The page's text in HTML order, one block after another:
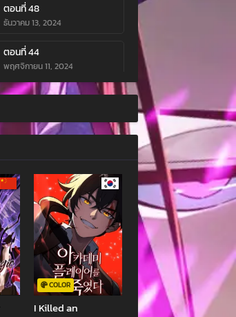
ตอนที่ 48
ธันวาคม 13, 2024
ตอนที่ 44
พฤศจิกายน 11, 2024
ตอนที่ 40
ตอนที่ 36
ตอนที่ 32
ตุลาคม 7, 2024
ตอนที่ 28
ตุลาคม 7, 2024
ตอนที่ 24
ตุลาคม 7, 2024
ตอนที่ 20
COLOR
I Killed an